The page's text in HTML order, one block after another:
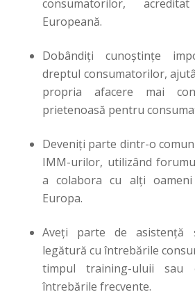
consumatorilor,
Europeană.
Dobândiți cunoștințe
dreptul consumatorilor,
propria afacere mai
prietenoasă pentru
Deveniți parte dintr-o
IMM-urilor, utilizând
a colabora cu alți
Europa.
Aveți parte de asistență
legătură cu întrebările
timpul training-uluii sau
întrebările frecvente.